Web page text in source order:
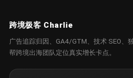
跨境极客 Charlie
广告追踪归因、GA4/GTM、技术 SEO、
帮跨境出海团队定位真实增长卡点。